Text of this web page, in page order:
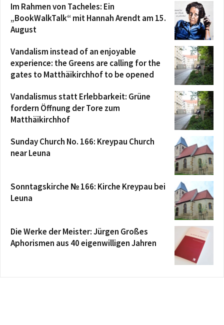
Im Rahmen von Tacheles: Ein
„BookWalkTalk“ mit Hannah Arendt am 15.
August
Vandalism instead of an enjoyable
experience: the Greens are calling for the
gates to Matthäikirchhof to be opened
Vandalismus statt Erlebbarkeit: Grüne
fordern Öffnung der Tore zum
Matthäikirchhof
Sunday Church No. 166: Kreypau Church
near Leuna
Sonntagskirche № 166: Kirche Kreypau bei
Leuna
Die Werke der Meister: Jürgen Großes
Aphorismen aus 40 eigenwilligen Jahren